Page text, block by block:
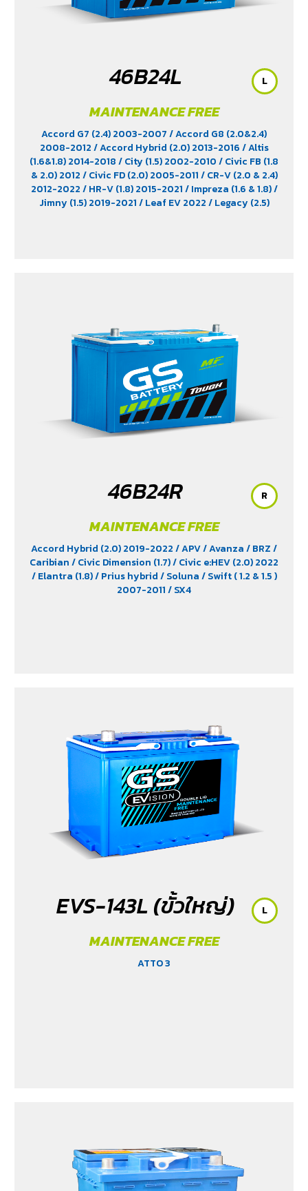
46B24L
MAINTENANCE FREE
Accord G7 (2.4) 2003-2007/ Accord G8 (2.0&2.4)
2008-2012/ Accord Hybrid (2.0) 2013-2016/ Altis
(1.6&1.8) 2014-2018/ City (1.5) 2002-2010/ Civic FB (1.8
& 2.0) 2012/ Civic FD (2.0) 2005-2011/ CR-V (2.0 & 2.4)
2012-2022/ HR-V (1.8) 2015-2021/ Impreza (1.6 & 1.8)/
Jimny (1.5) 2019-2021/ Leaf EV 2022/ Legacy (2.5)
L
46B24R
MAINTENANCE FREE
Accord Hybrid (2.0) 2019-2022/ APV/ Avanza/ BRZ/
Caribian/ Civic Dimension (1.7)/ Civic e:HEV (2.0) 2022
/ Elantra (1.8)/ Prius hybrid/ Soluna/ Swift ( 1.2 & 1.5 )
2007-2011/ SX4
R
EVS-143L (ขั้วใหญ่)
MAINTENANCE FREE
ATTO 3
L